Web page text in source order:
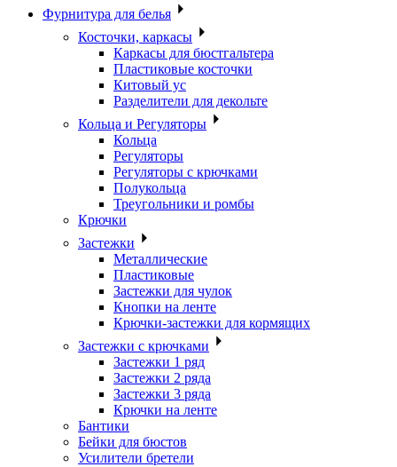
Фурнитура для белья
Косточки, каркасы
Каркасы для бюстгальтера
Пластиковые косточки
Китовый ус
Разделители для декольте
Кольца и Регуляторы
Кольца
Регуляторы
Регуляторы с крючками
Полукольца
Треугольники и ромбы
Крючки
Застежки
Металлические
Пластиковые
Застежки для чулок
Кнопки на ленте
Крючки-застежки для кормящих
Застежки с крючками
Застежки 1 ряд
Застежки 2 ряда
Застежки 3 ряда
Крючки на ленте
Бантики
Бейки для бюстов
Усилители бретели